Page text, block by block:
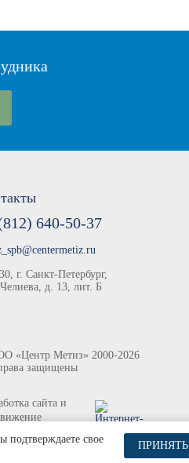
640-50-37
г. Санкт-Петербург,
д. 13, лит. Б
«Центр Метиз» 2000-2026
защищены
сайта и
подтверждаете свое
ПРИНЯТЬ